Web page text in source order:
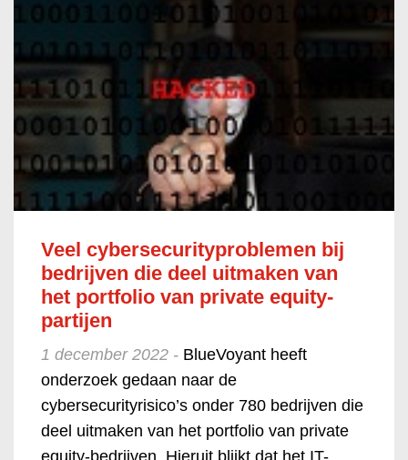
Veel cybersecurityproblemen bij
bedrijven die deel uitmaken van
het portfolio van private equity-
partijen
1 december 2022 - BlueVoyant heeft
onderzoek gedaan naar de
cybersecurityrisico’s onder 780 bedrijven die
deel uitmaken van het portfolio van private